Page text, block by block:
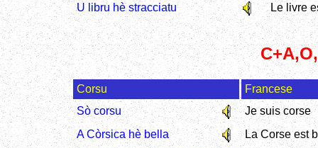
U libru hè stracciatu
Le livre
Corsu
Francese
Sò corsu
Je suis corse
A Còrsica hè bella
La Corse est